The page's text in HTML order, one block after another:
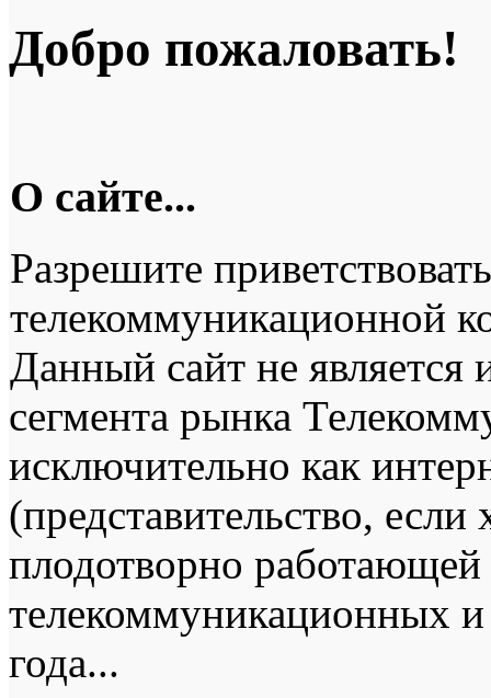
Добро пожаловать!
О сайте...
Разрешите
телекоммуникационной
Данный сайт не
сегмента рынка
исключительно как
(представительство,
плодотворно
телекоммуникационных
года...